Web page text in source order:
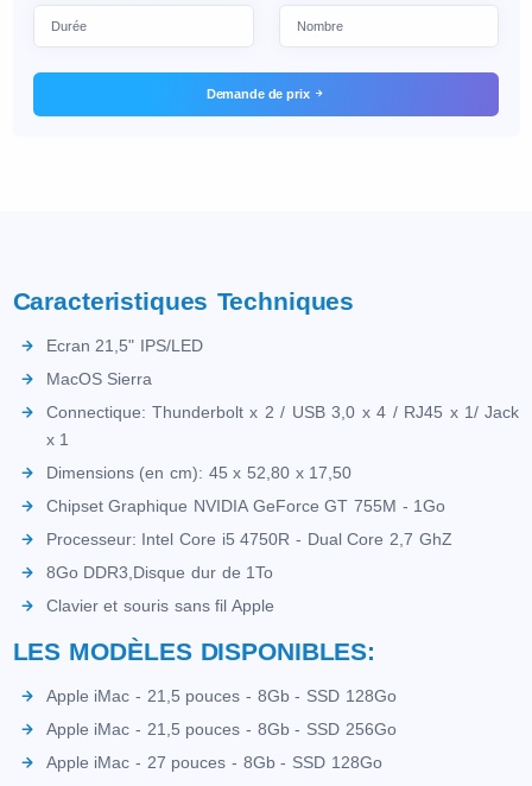
Demande de prix
Caracteristiques Techniques
Ecran 21,5" IPS/LED
MacOS Sierra
Connectique: Thunderbolt x 2 / USB 3,0 x 4 / RJ45 x 1/ Jack
x 1
Dimensions (en cm): 45 x 52,80 x 17,50
Chipset Graphique NVIDIA GeForce GT 755M - 1Go
Processeur: Intel Core i5 4750R - Dual Core 2,7 GhZ
8Go DDR3,Disque dur de 1To
Clavier et souris sans fil Apple
LES MODÈLES DISPONIBLES:
Apple iMac - 21,5 pouces - 8Gb - SSD 128Go
Apple iMac - 21,5 pouces - 8Gb - SSD 256Go
Apple iMac - 27 pouces - 8Gb - SSD 128Go